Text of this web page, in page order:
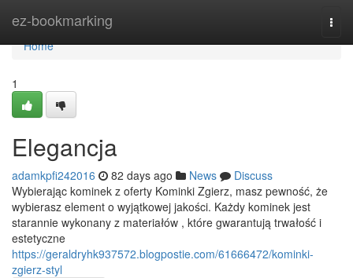
ez-bookmarking
Home
Home
1
Elegancja
adamkpfi242016 82 days ago News
Discuss
Wybierając kominek z oferty Kominki Zgierz, masz pewność, że
wybierasz element o wyjątkowej jakości. Każdy kominek jest
starannie wykonany z materiałów , które gwarantują trwałość i
estetyczne
https://geraldryhk937572.blogpostie.com/61666472/kominki-
zgierz-styl